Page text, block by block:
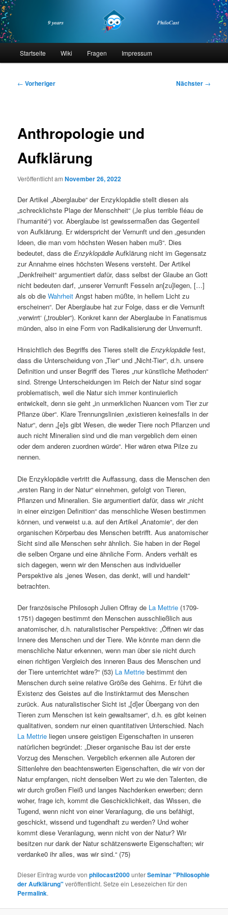
Zum
primären
Inhalt
springenphilocast
Startseite Wiki Fragen Impressum
Beitragsnavigation
← Vorheriger Nächster →
Anthropologie und
Aufklärung
Veröffentlicht amNovember 26, 2022
Der Artikel „Aberglaube“ der Enzyklopädie stellt diesen als
„schrecklichste Plage der Menschheit“ („le plus terrible fléau de
l’humanité“) vor. Aberglaube ist gewissermaßen das Gegenteil
von Aufklärung. Er widerspricht der Vernunft und den „gesunden
Ideen, die man vom höchsten Wesen haben muß“. Dies
bedeutet, dass dieEnzyklopädie Aufklärung nicht im Gegensatz
zur Annahme eines höchsten Wesens versteht. Der Artikel
„Denkfreiheit“ argumentiert dafür, dass selbst der Glaube an Gott
nicht bedeuten darf, „unserer Vernunft Fesseln an[zu]legen, […]
als ob dieWahrheit Angst haben müßte, in hellem Licht zu
erscheinen“. Der Aberglaube hat zur Folge, dass er die Vernunft
‚verwirrt‘ („troubler“). Konkret kann der Aberglaube in Fanatismus
münden, also in eine Form von Radikalisierung der Unvernunft.
Hinsichtlich des Begriffs des Tieres stellt dieEnzyklopädie fest,
dass die Unterscheidung von „Tier“ und „Nicht-Tier“, d.h. unsere
Definition und unser Begriff des Tieres „nur künstliche Methoden“
sind. Strenge Unterscheidungen im Reich der Natur sind sogar
problematisch, weil die Natur sich immer kontinuierlich
entwickelt, denn sie geht „in unmerklichen Nuancen vom Tier zur
Pflanze über“. Klare Trennungslinien „existieren keinesfalls in der
Natur“, denn „[e]s gibt Wesen, die weder Tiere noch Pflanzen und
auch nicht Mineralien sind und die man vergeblich dem einen
oder dem anderen zuordnen würde“. Hier wären etwa Pilze zu
nennen.
Die Enzyklopädie vertritt die Auffassung, dass die Menschen den
„ersten Rang in der Natur“ einnehmen, gefolgt von Tieren,
Pflanzen und Mineralien. Sie argumentiert dafür, dass wir „nicht
in einer einzigen Definition“ das menschliche Wesen bestimmen
können, und verweist u.a. auf den Artikel „Anatomie“, der den
organischen Körperbau des Menschen betrifft. Aus anatomischer
Sicht sind alle Menschen sehr ähnlich. Sie haben in der Regel
die selben Organe und eine ähnliche Form. Anders verhält es
sich dagegen, wenn wir den Menschen aus individueller
Perspektive als „jenes Wesen, das denkt, will und handelt“
betrachten.
Der französische Philosoph Julien Offray de La Mettrie (1709-
1751) dagegen bestimmt den Menschen ausschließlich aus
anatomischer, d.h. naturalistischer Perspektive: „Öffnen wir das
Innere des Menschen und der Tiere. Wie könnte man denn die
menschliche Natur erkennen, wenn man über sie nicht durch
einen richtigen Vergleich des inneren Baus des Menschen und
der Tiere unterrichtet wäre?“ (53) La Mettrie bestimmt den
Menschen durch seine relative Größe des Gehirns. Er führt die
Existenz des Geistes auf die Instinktarmut des Menschen
zurück. Aus naturalistischer Sicht ist „[d]er Übergang von den
Tieren zum Menschen ist kein gewaltsamer“, d.h. es gibt keinen
qualitativen, sondern nur einen quantitativen Unterschied. Nach
La Mettrie liegen unsere geistigen Eigenschaften in unseren
natürlichen begründet: „Dieser organische Bau ist der erste
Vorzug des Menschen. Vergeblich erkennen alle Autoren der
Sittenlehre den beachtenswerten Eigenschaften, die wir von der
Natur empfangen, nicht denselben Wert zu wie den Talenten, die
wir durch großen Fleiß und langes Nachdenken erwerben; denn
woher, frage ich, kommt die Geschicklichkeit, das Wissen, die
Tugend, wenn nicht von einer Veranlagung, die uns befähigt,
geschickt, wissend und tugendhaft zu werden? Und woher
kommt diese Veranlagung, wenn nicht von der Natur? Wir
besitzen nur dank der Natur schätzenswerte Eigenschaften; wir
verdanke0 ihr alles, was wir sind.“ (75)
Dieser Eintrag wurde vonphilocast2000unterSeminar "Philosophie
der Aufklärung" veröffentlicht. Setze ein Lesezeichen für den
Permalink.